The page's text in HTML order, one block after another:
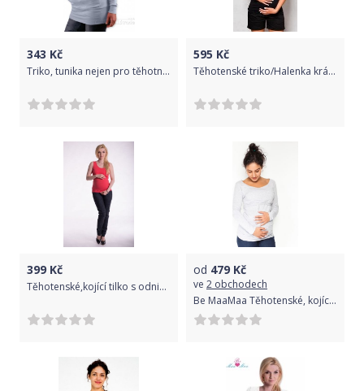
343 Kč
Triko, tunika nejen pro těhotné Nelly - šedá, Velikosti těh. moda L/XL
595 Kč
Těhotenské triko/Halenka krátký rukáv - SRDCE černé - BeMaamaa
399 Kč
Těhotenské,kojící tilko s odnimatelnými ramínky - korálové, Velikosti těh. moda L/XL
od 479 Kč
ve 2 obchodech
Be MaaMaa Těhotenské, kojící triko/halenka dlouhý rukáv Siena - sv. šedé